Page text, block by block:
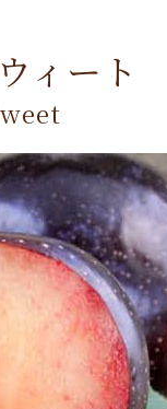
ィート